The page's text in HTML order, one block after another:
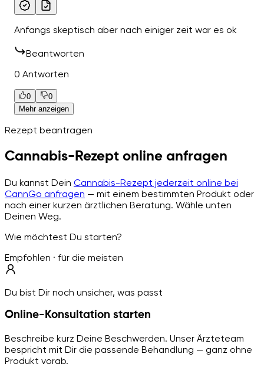
Anfangs skeptisch aber nach einiger zeit war es ok
Beantworten
0 Antworten
0
0
Mehr anzeigen
Rezept beantragen
Cannabis-Rezept online anfragen
Du kannst Dein Cannabis-Rezept jederzeit online bei
CannGo anfragen — mit einem bestimmten Produkt oder
nach einer kurzen ärztlichen Beratung. Wähle unten
Deinen Weg.
Wie möchtest Du starten?
Empfohlen · für die meisten
Du bist Dir noch unsicher, was passt
Online-Konsultation starten
Beschreibe kurz Deine Beschwerden. Unser Ärzteteam
bespricht mit Dir die passende Behandlung — ganz ohne
Produkt vorab.